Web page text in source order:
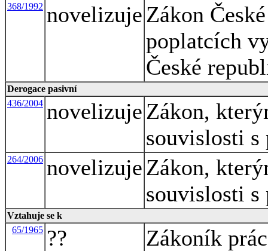
368/1992 novelizujeZákon
poplatcích
České
Derogace pasivní
436/2004 novelizujeZákon,
souvislosti s
264/2006 novelizujeZákon,
souvislosti
Vztahuje se k
65/1965 ?? Zákoník